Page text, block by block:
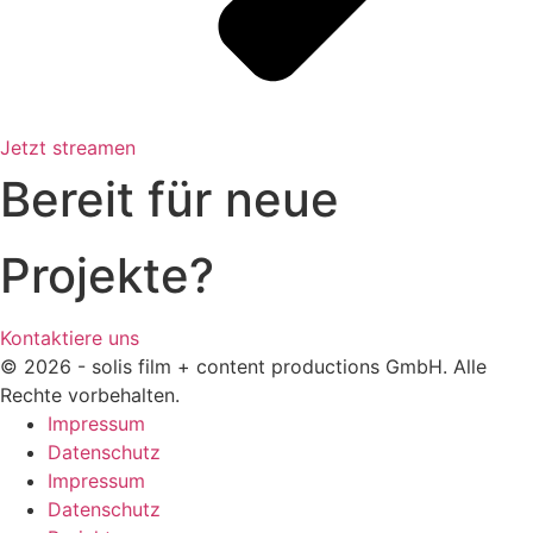
Jetzt streamen
Bereit für neue
Projekte?
Kontaktiere uns
© 2026 - solis film + content productions GmbH. Alle
Rechte vorbehalten.
Impressum
Datenschutz
Impressum
Datenschutz